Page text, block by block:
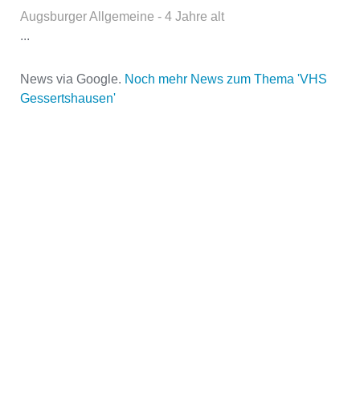
Augsburger Allgemeine - 4 Jahre alt
...
News via Google. Noch mehr News zum Thema 'VHS
Gessertshausen'